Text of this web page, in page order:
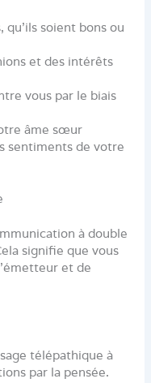
soient bons ou
et des intérêts
vous par le biais
âme sœur
sentiments de votre
à double
signifie que vous
et de
télépathique à
par la pensée.